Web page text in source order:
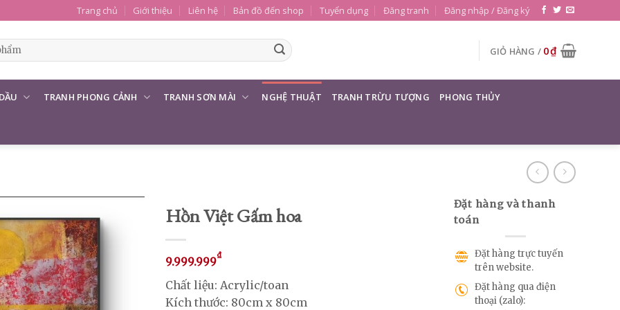
Trang chủ Giới thiệu Liên hệ Bản đồ đến shop Tuyển dụng Đăng tranh Đăng nhập / Đăng ký
GIỎ HÀNG / 0₫
TRANH PHONG CẢNH TRANH SƠN MÀI NGHỆ THUẬT TRANH TRỪU TƯỢNG PHONG THỦY
Hồn Việt Gấm hoa
9.999.999₫
Chất liệu: Acrylic/toan
Kích thước: 80cm x 80cm
Đặt hàng và thanh
toán
Đặt hàng trực tuyến
trên website.
Đặt hàng qua điện
thoại (zalo):